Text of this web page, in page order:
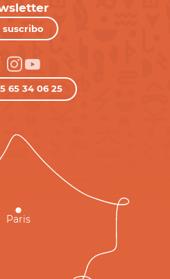
suscribo
65 34 06 25
Paris